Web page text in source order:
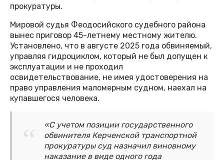
прокуратуры.
Мировой судья Феодосийского судебного района
вынес приговор 45-летнему местному жителю.
Установлено, что в августе 2025 года обвиняемый,
управляя гидроциклом, который не был допущен к
эксплуатации и не проходил
освидетельствование, не имея удостоверения на
право управления маломерным судном, наехал на
купавшегося человека.
«С учетом позиции государственного
обвинителя Керченской транспортной
прокуратуры суд назначил виновному
наказание в виде одного года